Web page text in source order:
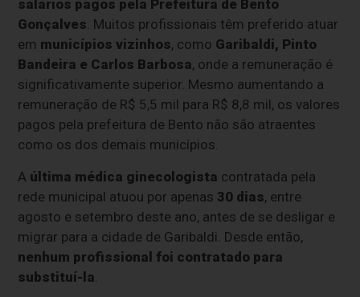
salários pagos pela Prefeitura de Bento
Gonçalves. Muitos profissionais têm preferido atuar
em municípios vizinhos, como Garibaldi, Pinto
Bandeira e Carlos Barbosa, onde a remuneração é
significativamente superior. Mesmo aumentando a
remuneração de R$ 5,5 mil para R$ 8,8 mil, os valores
pagos pela prefeitura de Bento não são atraentes
como os dos demais municípios.
A última médica ginecologista contratada pela
rede municipal atuou por apenas 30 dias, entre
agosto e setembro deste ano, antes de se desligar e
migrar para a cidade de Garibaldi. Desde então,
nenhum profissional foi contratado para
substituí-la.